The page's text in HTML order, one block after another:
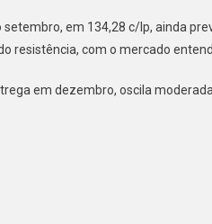
setembro, em 134,28 c/lp, ainda
resistência, com o mercado
em dezembro, oscila